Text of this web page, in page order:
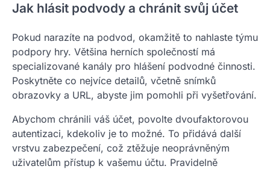
Jak hlásit podvody a chránit svůj účet
Pokud narazíte na podvod, okamžitě to nahlaste týmu
podpory hry. Většina herních společností má
specializované kanály pro hlášení podvodné činnosti.
Poskytněte co nejvíce detailů, včetně snímků
obrazovky a URL, abyste jim pomohli při vyšetřování.
Abychom chránili váš účet, povolte dvoufaktorovou
autentizaci, kdekoliv je to možné. To přidává další
vrstvu zabezpečení, což ztěžuje neoprávněným
uživatelům přístup k vašemu účtu. Pravidelně